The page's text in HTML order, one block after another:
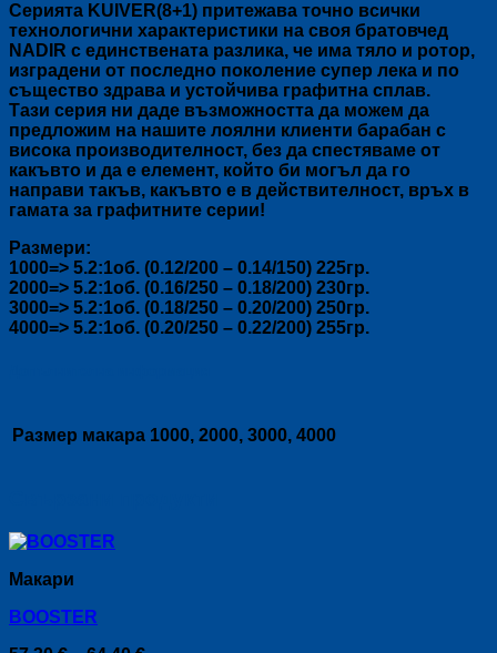
Серията KUIVER(8+1) притежава точно всички
технологични характеристики на своя братовчед
NADIR с единствената разлика, че има тяло и ротор,
изградени от последно поколение супер лека и по
същество здрава и устойчива графитна сплав.
Тази серия ни даде възможността да можем да
предложим на нашите лоялни клиенти барабан с
висока производителност, без да спестяваме от
какъвто и да е елемент, който би могъл да го
направи такъв, какъвто е в действителност, връх в
гамата за графитните серии!
Размери:
1000=> 5.2:1об. (0.12/200 – 0.14/150) 225гр.
2000=> 5.2:1об. (0.16/250 – 0.18/200) 230гр.
3000=> 5.2:1об. (0.18/250 – 0.20/200) 250гр.
4000=> 5.2:1об. (0.20/250 – 0.22/200) 255гр.
Размер макара 1000, 2000, 3000, 4000
Макари
BOOSTER